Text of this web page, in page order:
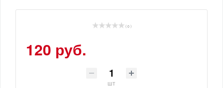
( 0 )
120 руб.
шт